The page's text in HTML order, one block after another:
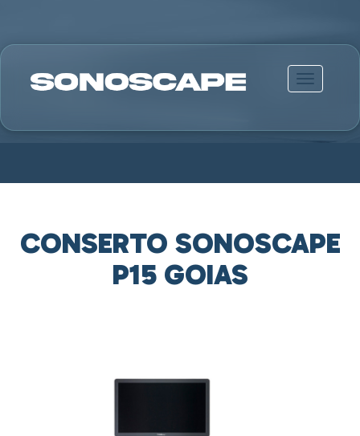
Alternar
CONSERTO SONOSCAPE
P15 GOIAS